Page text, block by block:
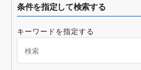
条件を指定して検索する
キーワードを指定する